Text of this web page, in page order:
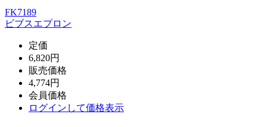
FK7189
ビブスエプロン
定価
6,820円
販売価格
4,774円
会員価格
ログイン して価格表示